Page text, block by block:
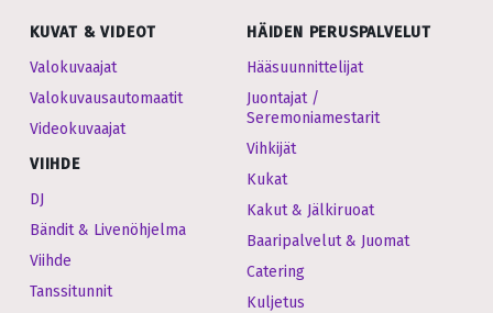
KUVAT & VIDEOT
Valokuvaajat
Valokuvausautomaatit
Videokuvaajat
VIIHDE
DJ
Bändit & Livenöhjelma
Viihde
Tanssitunnit
HÄIDEN PERUSPALVELUT
Hääsuunnittelijat
Juontajat /
Seremoniamestarit
Vihkijät
Kukat
Kakut & Jälkiruoat
Baaripalvelut & Juomat
Catering
Kuljetus